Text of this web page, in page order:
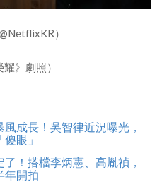
）
》劇照）
風成長！吳智律近況曝光，
眼」
！搭檔李炳憲、高胤禎，
年開拍